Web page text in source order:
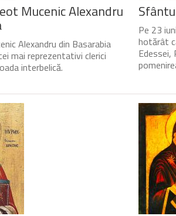
Mucenic Alexandru
Alexandru din Basarabia
mai reprezentativi clerici
interbelică.
Pe 23
hotărât
Edessei,